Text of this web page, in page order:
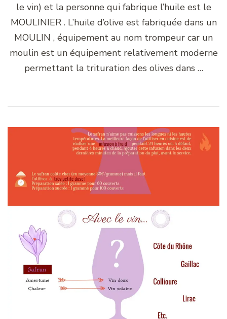
le vin) et la personne qui fabrique l’huile est le
MOULINIER . L’huile d’olive est fabriquée dans un
MOULIN , équipement au nom trompeur car un
moulin est un équipement relativement moderne
permettant la trituration des olives dans …